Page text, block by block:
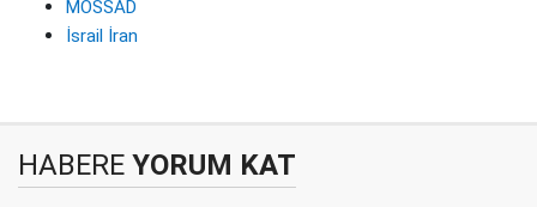
MOSSAD
İsrail İran
HABERE YORUM KAT